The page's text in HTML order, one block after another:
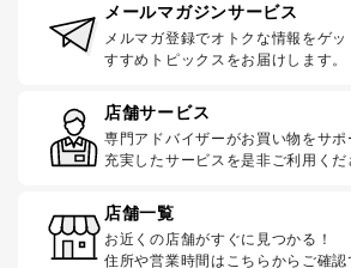
メールマガジンサービス
メルマガ登録でオトクな情報をゲ
すすめトピックスをお届けします。
店舗サービス
専門アドバイザーがお買い物をサポ
充実したサービスを是非ご利用くだ
店舗一覧
お近くの店舗がすぐに見つかる！
住所や営業時間はこちらからご確認